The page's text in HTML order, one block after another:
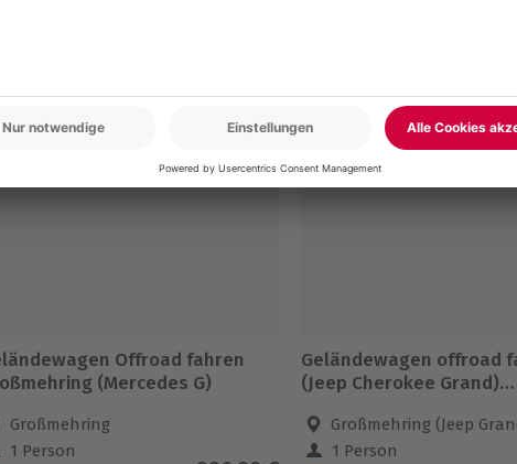
Offroad fahren
(Mercedes G)
Großmehring
1 Person
-15% CLUB DEAL
Geländewagen offroad
(Jeep Cherokee Grand)
Großmehring (Jeep Grand
1 Person